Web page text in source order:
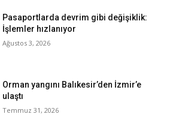
Pasaportlarda devrim gibi değişiklik:
İşlemler hızlanıyor
Ağustos 3, 2026
Orman yangını Balıkesir’den İzmir’e
ulaştı
Temmuz 31, 2026